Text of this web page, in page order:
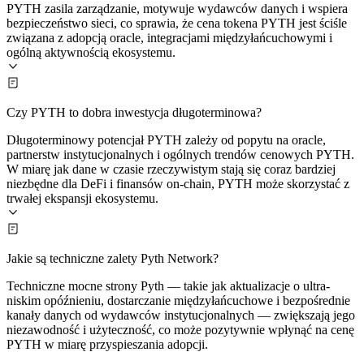
PYTH zasila zarządzanie, motywuje wydawców danych i wspiera
bezpieczeństwo sieci, co sprawia, że cena tokena PYTH jest ściśle
związana z adopcją oracle, integracjami międzyłańcuchowymi i
ogólną aktywnością ekosystemu.
Czy PYTH to dobra inwestycja długoterminowa?
Długoterminowy potencjał PYTH zależy od popytu na oracle,
partnerstw instytucjonalnych i ogólnych trendów cenowych PYTH.
W miarę jak dane w czasie rzeczywistym stają się coraz bardziej
niezbędne dla DeFi i finansów on-chain, PYTH może skorzystać z
trwałej ekspansji ekosystemu.
Jakie są techniczne zalety Pyth Network?
Techniczne mocne strony Pyth — takie jak aktualizacje o ultra-
niskim opóźnieniu, dostarczanie międzyłańcuchowe i bezpośrednie
kanały danych od wydawców instytucjonalnych — zwiększają jego
niezawodność i użyteczność, co może pozytywnie wpłynąć na cenę
PYTH w miarę przyspieszania adopcji.